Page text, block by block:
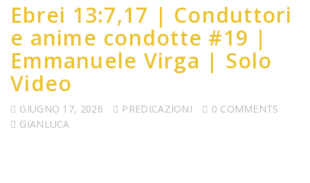
Ebrei 13:7,17 | Conduttori
e anime condotte #19 |
Emmanuele Virga | Solo
Video
GIUGNO 17, 2026 PREDICAZIONI
0 COMMENTS
GIANLUCA